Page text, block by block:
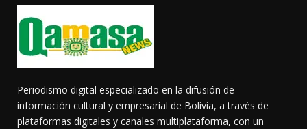
Periodismo digital especializado en la difusión de
información cultural y empresarial de Bolivia, a través de
plataformas digitales y canales multiplataforma, con un